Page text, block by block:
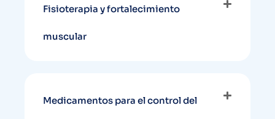
Fisioterapia y fortalecimiento
muscular
Medicamentos para el control del